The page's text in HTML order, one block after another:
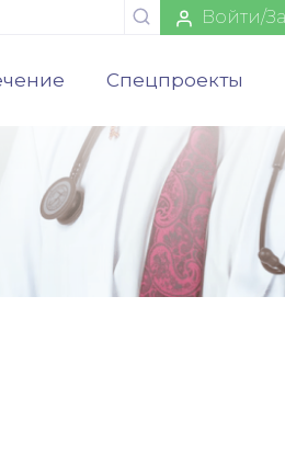
Войти/
Спецпроекты